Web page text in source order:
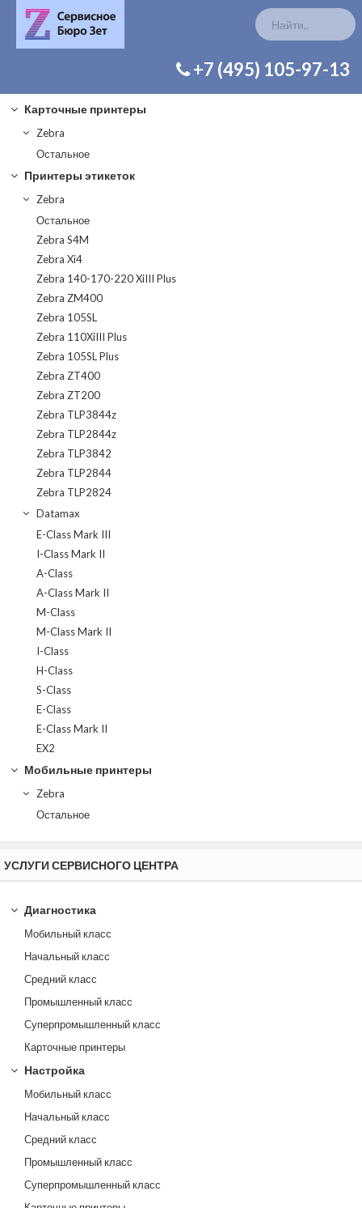
+7 (495) 105-97-13
Карточные принтеры
Zebra
Остальное
Принтеры этикеток
Zebra
Остальное
Zebra S4M
Zebra Xi4
Zebra 140-170-220 XiIII Plus
Zebra ZM400
Zebra 105SL
Zebra 110XiIII Plus
Zebra 105SL Plus
Zebra ZT400
Zebra ZT200
Zebra TLP3844z
Zebra TLP2844z
Zebra TLP3842
Zebra TLP2844
Zebra TLP2824
Datamax
E-Class Mark III
I-Class Mark II
A-Class
A-Class Mark II
M-Class
M-Class Mark II
I-Class
H-Class
S-Class
E-Class
E-Class Mark II
EX2
Мобильные принтеры
Zebra
Остальное
УСЛУГИ СЕРВИСНОГО ЦЕНТРА
Диагностика
Мобильный класс
Начальный класс
Средний класс
Промышленный класс
Суперпромышленный класс
Карточные принтеры
Настройка
Мобильный класс
Начальный класс
Средний класс
Промышленный класс
Суперпромышленный класс